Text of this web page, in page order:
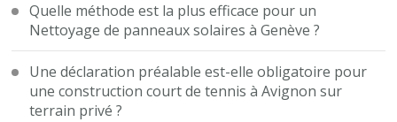
Quelle méthode est la plus efficace pour un
Nettoyage de panneaux solaires à Genève ?
Une déclaration préalable est-elle obligatoire pour
une construction court de tennis à Avignon sur
terrain privé ?